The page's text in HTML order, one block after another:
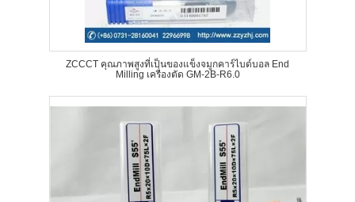
ZCCCT คุณภาพสูงที่เป็นของแข็งจมูกคาร์ไบด์บอล End
Milling เครื่องตัด GM-2B-R6.0